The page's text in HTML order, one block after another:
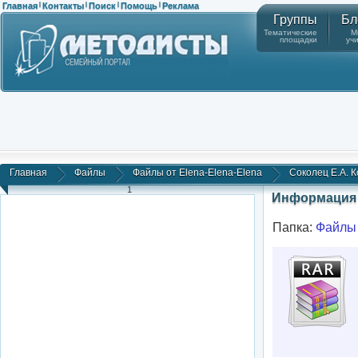
Главная | Контакты | Поиск | Помощь | Реклама
Группы
Тематические
площадки
Главная Файлы Файлы от Elena-Elena-Elena Соколец Е.А.
1
Информация
Папка: Файлы